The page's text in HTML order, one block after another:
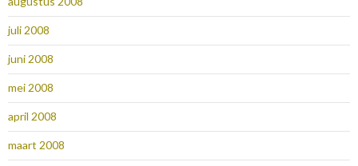
juli 2008
juni 2008
mei 2008
april 2008
maart 2008